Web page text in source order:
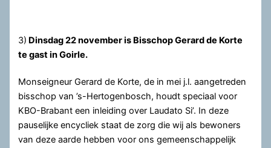
3) Dinsdag 22 november is Bisschop Gerard de Korte
te gast in Goirle.
Monseigneur Gerard de Korte, de in mei j.l. aangetreden
bisschop van ’s-Hertogenbosch, houdt speciaal voor
KBO-Brabant een inleiding over Laudato Si’. In deze
pauselijke encycliek staat de zorg die wij als bewoners
van deze aarde hebben voor ons gemeenschappelijk